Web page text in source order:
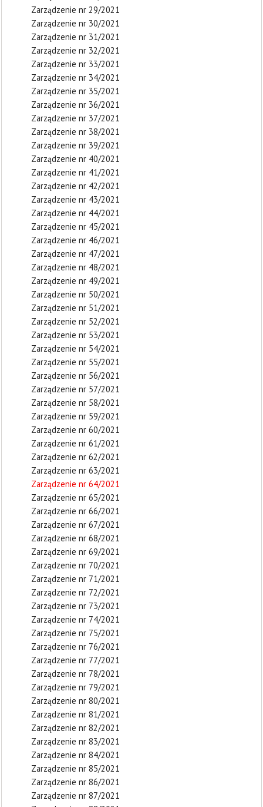
Zarządzenie nr 29/2021
Zarządzenie nr 30/2021
Zarządzenie nr 31/2021
Zarządzenie nr 32/2021
Zarządzenie nr 33/2021
Zarządzenie nr 34/2021
Zarządzenie nr 35/2021
Zarządzenie nr 36/2021
Zarządzenie nr 37/2021
Zarządzenie nr 38/2021
Zarządzenie nr 39/2021
Zarządzenie nr 40/2021
Zarządzenie nr 41/2021
Zarządzenie nr 42/2021
Zarządzenie nr 43/2021
Zarządzenie nr 44/2021
Zarządzenie nr 45/2021
Zarządzenie nr 46/2021
Zarządzenie nr 47/2021
Zarządzenie nr 48/2021
Zarządzenie nr 49/2021
Zarządzenie nr 50/2021
Zarządzenie nr 51/2021
Zarządzenie nr 52/2021
Zarządzenie nr 53/2021
Zarządzenie nr 54/2021
Zarządzenie nr 55/2021
Zarządzenie nr 56/2021
Zarządzenie nr 57/2021
Zarządzenie nr 58/2021
Zarządzenie nr 59/2021
Zarządzenie nr 60/2021
Zarządzenie nr 61/2021
Zarządzenie nr 62/2021
Zarządzenie nr 63/2021
Zarządzenie nr 64/2021
Zarządzenie nr 65/2021
Zarządzenie nr 66/2021
Zarządzenie nr 67/2021
Zarządzenie nr 68/2021
Zarządzenie nr 69/2021
Zarządzenie nr 70/2021
Zarządzenie nr 71/2021
Zarządzenie nr 72/2021
Zarządzenie nr 73/2021
Zarządzenie nr 74/2021
Zarządzenie nr 75/2021
Zarządzenie nr 76/2021
Zarządzenie nr 77/2021
Zarządzenie nr 78/2021
Zarządzenie nr 79/2021
Zarządzenie nr 80/2021
Zarządzenie nr 81/2021
Zarządzenie nr 82/2021
Zarządzenie nr 83/2021
Zarządzenie nr 84/2021
Zarządzenie nr 85/2021
Zarządzenie nr 86/2021
Zarządzenie nr 87/2021